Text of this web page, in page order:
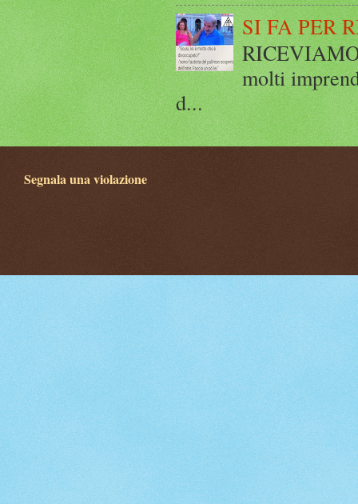
SI FA PER
molti
d...
Segnala una violazione